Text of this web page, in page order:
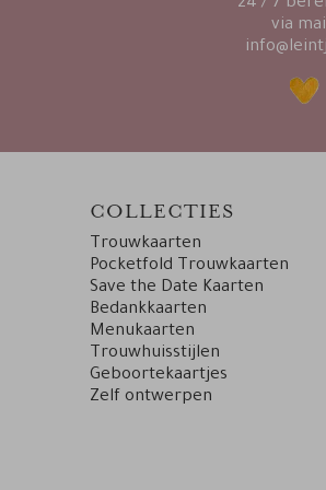
24 / 7
via
COLLECTIES
Trouwkaarten
Pocketfold Trouwkaarten
Save the Date Kaarten
Bedankkaarten
Menukaarten
Trouwhuisstijlen
Geboortekaartjes
Zelf ontwerpen